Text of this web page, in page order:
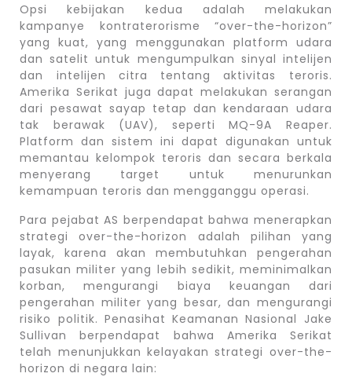
Opsi kebijakan kedua adalah melakukan
kampanye kontraterorisme “over-the-horizon”
yang kuat, yang menggunakan platform udara
dan satelit untuk mengumpulkan sinyal intelijen
dan intelijen citra tentang aktivitas teroris.
Amerika Serikat juga dapat melakukan serangan
dari pesawat sayap tetap dan kendaraan udara
tak berawak (UAV), seperti MQ-9A Reaper.
Platform dan sistem ini dapat digunakan untuk
memantau kelompok teroris dan secara berkala
menyerang target untuk menurunkan
kemampuan teroris dan mengganggu operasi.
Para pejabat AS berpendapat bahwa menerapkan
strategi over-the-horizon adalah pilihan yang
layak, karena akan membutuhkan pengerahan
pasukan militer yang lebih sedikit, meminimalkan
korban, mengurangi biaya keuangan dari
pengerahan militer yang besar, dan mengurangi
risiko politik. Penasihat Keamanan Nasional Jake
Sullivan berpendapat bahwa Amerika Serikat
telah menunjukkan kelayakan strategi over-the-
horizon di negara lain: